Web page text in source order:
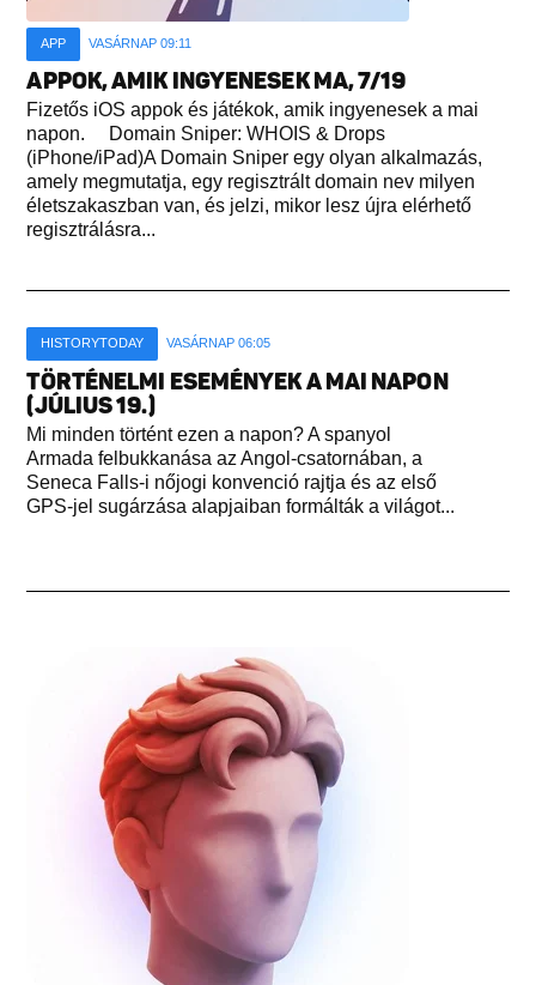
APP VASÁRNAP 09:11
APPOK, AMIK INGYENESEK MA, 7/19
Fizetős iOS appok és játékok, amik ingyenesek a mai
napon. Domain Sniper: WHOIS & Drops
(iPhone/iPad)A Domain Sniper egy olyan alkalmazás,
amely megmutatja, egy regisztrált domain nev milyen
életszakaszban van, és jelzi, mikor lesz újra elérhető
regisztrálásra...
HISTORYTODAY VASÁRNAP 06:05
TÖRTÉNELMI ESEMÉNYEK A MAI NAPON
(JÚLIUS 19.)
Mi minden történt ezen a napon? A spanyol
Armada felbukkanása az Angol-csatornában, a
Seneca Falls-i nőjogi konvenció rajtja és az első
GPS-jel sugárzása alapjaiban formálták a világot...